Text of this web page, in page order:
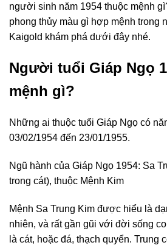
người sinh năm 1954 thuộc mệnh
phong thủy màu gì hợp mệnh trong
Kaigold khám phá dưới đây nhé.
Người tuổi Giáp Ngọ
mệnh gì?
Những ai thuộc tuổi Giáp Ngọ có
03/02/1954 đến 23/01/1955.
Ngũ hành của Giáp Ngọ 1954: Sa
trong cát), thuộc Mệnh Kim
Mệnh Sa Trung Kim được hiểu là
nhiên, và rất gần gũi với đời sống
là cát, hoặc đá, thạch quyển. Trung